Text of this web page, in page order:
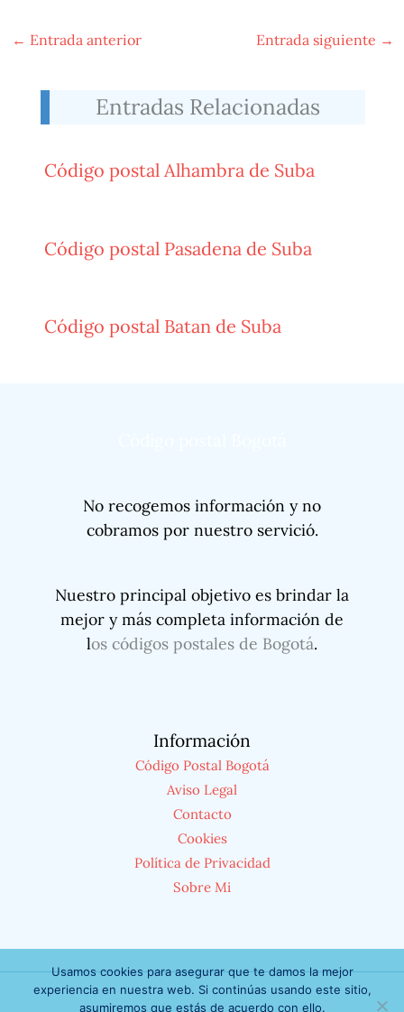
← Entrada anterior Entrada siguiente →
Entradas Relacionadas
Código postal Alhambra de Suba
Código postal Pasadena de Suba
Código postal Batan de Suba
No recogemos información y no
cobramos por nuestro servició.
Nuestro principal objetivo es brindar la
mejor y más completa información de
los códigos postales de Bogotá.
Información
Código Postal Bogotá
Aviso Legal
Contacto
Cookies
Política de Privacidad
Sobre Mi
Usamos cookies para asegurar que te damos la mejor
experiencia en nuestra web. Si continúas usando este sitio,
asumiremos que estás de acuerdo con ello.